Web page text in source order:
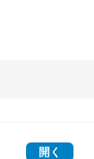
開く